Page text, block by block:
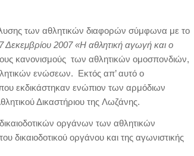
των αθλητικών διαφορών σύμφωνα με το
2007 «Η αθλητική αγωγή και ο
κανονισμούς των αθλητικών ομοσπονδιών,
ενώσεων. Εκτός απ’ αυτό ο
εκδικάστηκαν ενώπιον των αρμόδιων
Δικαστήριου της Λωζάνης.
οργάνων των αθλητικών
δικαιοδοτικού οργάνου και της αγωνιστικής